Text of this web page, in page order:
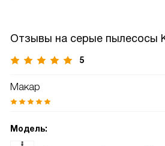
Отзывы на серые пылесосы
5
Макар
Модель: